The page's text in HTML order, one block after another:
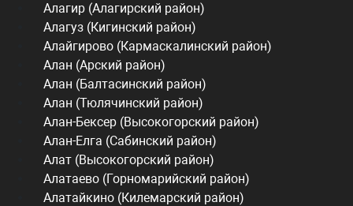
Алагир (Алагирский район)
Алагуз (Кигинский район)
Алайгирово (Кармаскалинский район)
Алан (Арский район)
Алан (Балтасинский район)
Алан (Тюлячинский район)
Алан-Бексер (Высокогорский район)
Алан-Елга (Сабинский район)
Алат (Высокогорский район)
Алатаево (Горномарийский район)
Алатайкино (Килемарский район)